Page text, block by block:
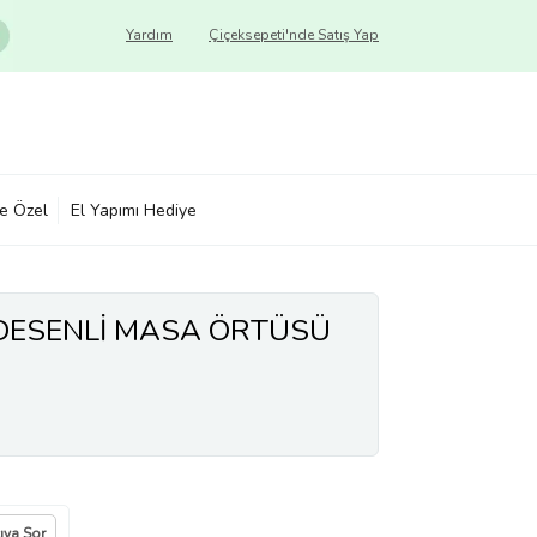
Çiçeksepeti'nde Satış Yap
Yardım
Özel El Yapımı Hediye
MASA ÖRTÜSÜ